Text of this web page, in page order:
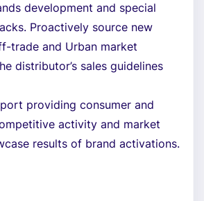
development and special
Proactively source new
trade and Urban market
distributor’s sales guidelines
providing consumer and
activity and market
results of brand activations.